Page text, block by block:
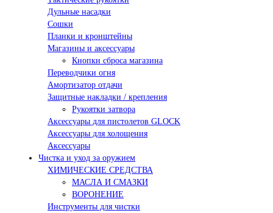
Дульные насадки
Сошки
Планки и кронштейны
Магазины и аксессуары
Кнопки сброса магазина
Переводчики огня
Амортизатор отдачи
Защитные накладки / крепления
Рукоятки затвора
Аксессуары для пистолетов GLOCK
Аксессуары для холощения
Аксессуары
Чистка и уход за оружием
ХИМИЧЕСКИЕ СРЕДСТВА
МАСЛА И СМАЗКИ
ВОРОНЕНИЕ
Инструменты для чистки